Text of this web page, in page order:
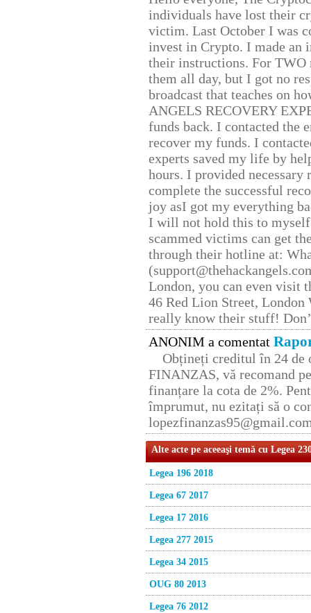
individuals have lost their
victim. Last October I was
invest in Crypto. I made
their instructions. For TWO
them all day, but I got no
broadcast that teaches on
ANGELS RECOVERY
funds back. I contacted the
recover my funds. I
experts saved my life by
hours. I provided
complete the successful
joy asI got my everything
I will not hold this to
scammed victims can get
through their hotline at:
London, you can even visit
46 Red Lion Street, London
really know their stuff!
ANONIM a comentat
Obțineți creditul în 24 de
FINANZAS, vă recomand
finanțare la cota de 2%.
împrumut, nu ezitați să o
Alte acte pe aceeaşi temă cu Legea
Legea 196 2018
Legea 67 2017
Legea 17 2016
Legea 277 2015
Legea 34 2015
OUG 80 2013
Legea 76 2012